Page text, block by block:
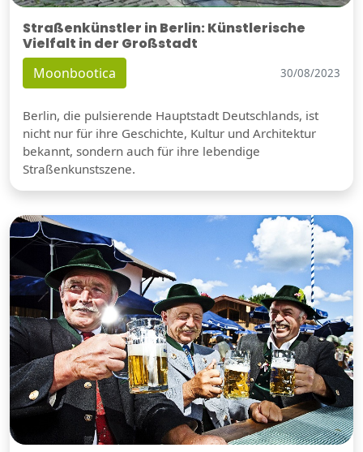
Straßenkünstler in Berlin: Künstlerische
Vielfalt in der Großstadt
Moonbootica 30/08/2023
Berlin, die pulsierende Hauptstadt Deutschlands, ist
nicht nur für ihre Geschichte, Kultur und Architektur
bekannt, sondern auch für ihre lebendige
Straßenkunstszene.